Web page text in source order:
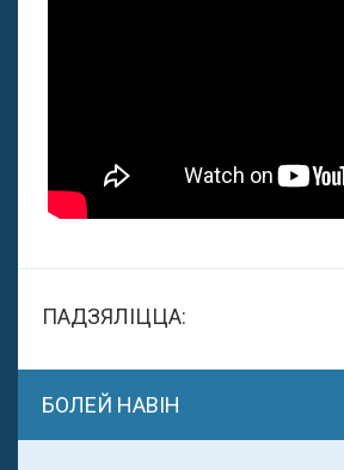
ПАДЗЯЛІЦЦА:
БОЛЕЙ НАВІН